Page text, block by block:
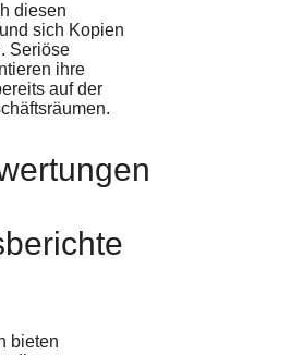
diesen
sich Kopien
Seriöse
ihre
auf der
bieten